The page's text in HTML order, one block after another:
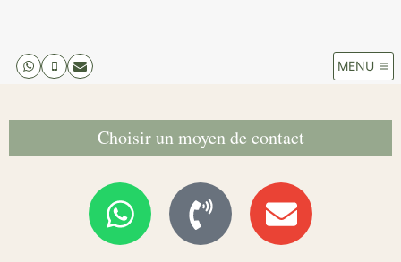
MENU
Choisir un moyen de contact